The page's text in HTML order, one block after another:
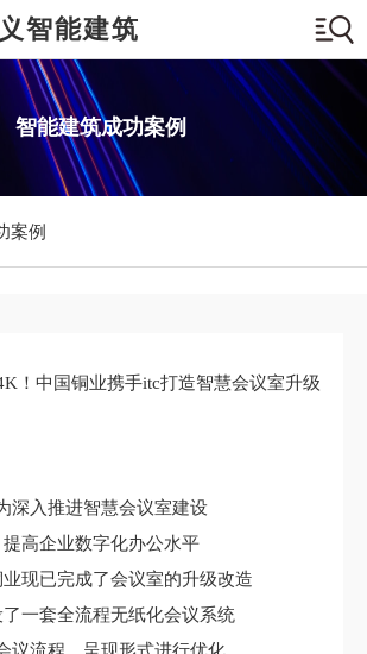
智能建筑
智能建筑成功案例
案例
！中国铜业携手itc打造智慧会议室升级
深入推进智慧会议室建设
提高企业数字化办公水平
现已完成了会议室的升级改造
一套全流程无纸化会议系统
议流程、呈现形式进行优化